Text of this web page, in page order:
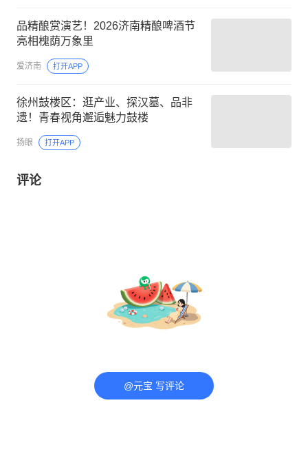
品精酿赏演艺！2026济南精酿啤酒节
亮相槐荫万象里
爱济南 打开APP
徐州鼓楼区：逛产业、探汉墓、品非
遗！青春视角邂逅魅力鼓楼
扬眼 打开APP
评论
@元宝 写评论